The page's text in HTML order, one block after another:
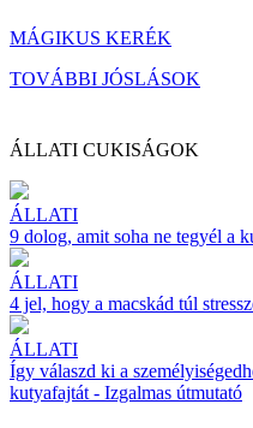
MÁGIKUS KERÉK
TOVÁBBI JÓSLÁSOK
ÁLLATI CUKISÁGOK
ÁLLATI
9 dolog, amit soha ne tegyél a
ÁLLATI
4 jel, hogy a macskád túl
ÁLLATI
Így válaszd ki a
kutyafajtát - Izgalmas útmutató